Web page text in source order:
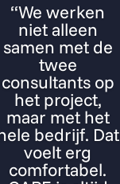
“We werken
niet alleen
samen met de
twee
consultants op
het project,
maar met het
bedrijf. Dat
voelt erg
comfortabel.